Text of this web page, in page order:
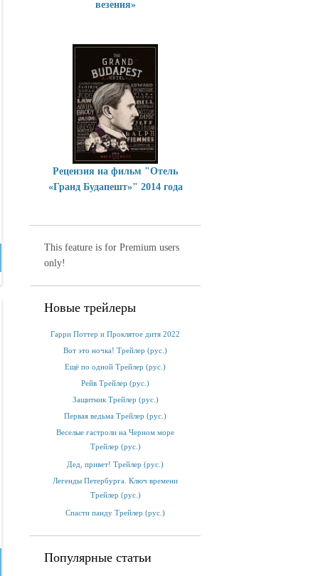
везения»
Рецензия на фильм "Отель
«Гранд Будапешт»" 2014 года
This feature is for Premium users
only!
Новые трейлеры
Гарри Поттер и Проклятое дитя 2022
Вот это ночка! Трейлер (рус.)
Ещё по одной Трейлер (рус.)
Рейв Трейлер (рус.)
Защитник Трейлер (рус.)
Первая ведьма Трейлер (рус.)
Веселые гастроли на Черном море
Трейлер (рус.)
Дед, привет! Трейлер (рус.)
Легенды Петербурга. Ключ времени
Трейлер (рус.)
Спасти панду Трейлер (рус.)
Популярные статьи